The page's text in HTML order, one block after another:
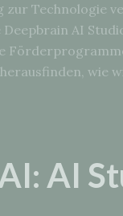
zur Technologie
AI
herausfinden,
AI